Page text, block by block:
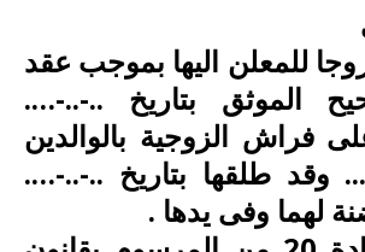
للمعلن اليها بموجب عقد
الموثق بتاريخ ..-..-….
فراش الزوجية بالوالدين
طلقها بتاريخ ..-..-….
لهما وفى يدها .